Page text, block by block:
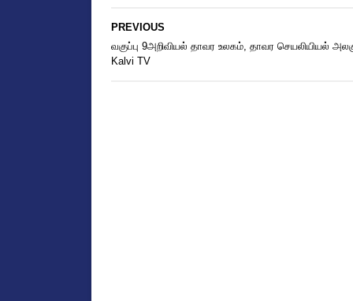
PREVIOUS
வகுப்பு 9அறிவியல் தாவர உலகம், தாவர செயலியியல்
Kalvi TV